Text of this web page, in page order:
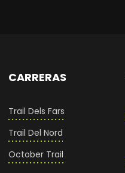
CARRERAS
Trail Dels Fars
Trail Del Nord
October Trail